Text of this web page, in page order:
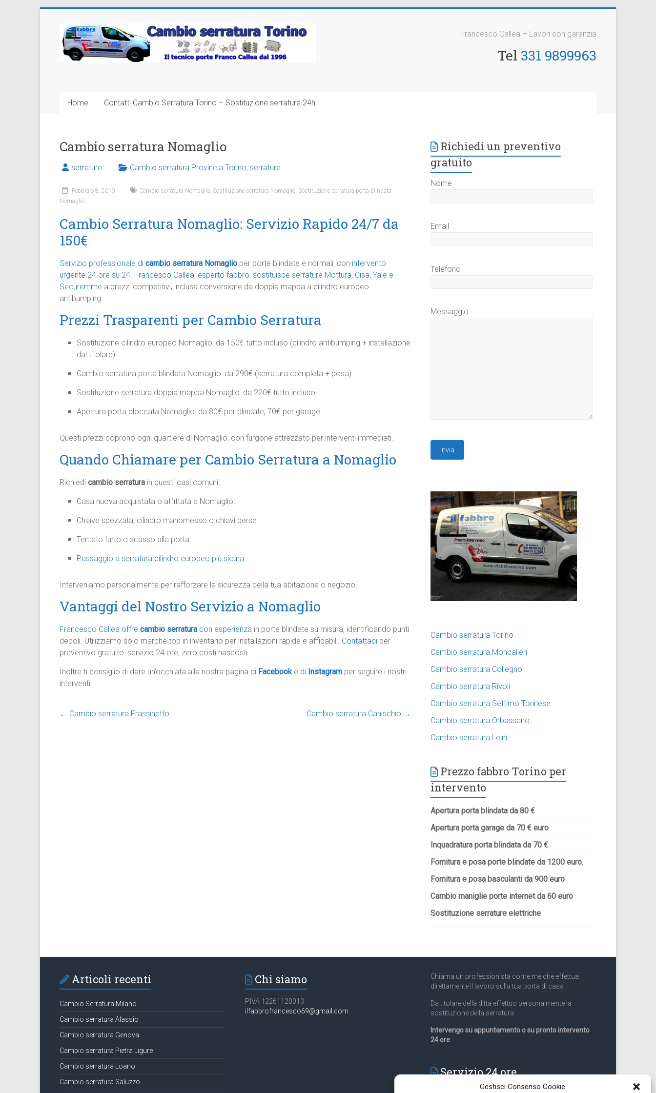
Gestisci Consenso Cookie
contenutoCambio
Serratura
Francesco Callea – Lavori con garanzia
Tel 331 9899963
Home Contatti Cambio Serratura Torino – Sostituzione serrature 24h
Cambio serratura Nomaglio
serrature Cambio serratura Provincia Torino, serrature
Febbraio 8, 2019 Cambio serratura Nomaglio, Sostituzione serratura Nomaglio, Sostituzione serratura porta blindata
Nomaglio
Cambio Serratura Nomaglio: Servizio Rapido 24/7 da
150€
Servizio professionale di cambio serratura Nomaglio per porte blindate e normali, con intervento
urgente 24 ore su 24. Francesco Callea, esperto fabbro, sostituisce serrature Mottura, Cisa, Yale e
Securemme a prezzi competitivi, inclusa conversione da doppia mappa a cilindro europeo
antibumping.​
Prezzi Trasparenti per Cambio Serratura
Sostituzione cilindro europeo Nomaglio: da 150€ tutto incluso (cilindro antibumping + installazione
dal titolare).​
Cambio serratura porta blindata Nomaglio: da 290€ (serratura completa + posa).​
Sostituzione serratura doppia mappa Nomaglio: da 220€ tutto incluso.​
Apertura porta bloccata Nomaglio: da 80€ per blindate, 70€ per garage.​
Questi prezzi coprono ogni quartiere di Nomaglio, con furgone attrezzato per interventi immediati.​
Quando Chiamare per Cambio Serratura a Nomaglio
Richiedi cambio serratura in questi casi comuni:
Casa nuova acquistata o affittata a Nomaglio.​
Chiave spezzata, cilindro manomesso o chiavi perse.​
Tentato furto o scasso alla porta.​
Passaggio a serratura cilindro europeo più sicura.​
Interveniamo personalmente per rafforzare la sicurezza della tua abitazione o negozio.​
Vantaggi del Nostro Servizio a Nomaglio
Francesco Callea offre cambio serratura con esperienza in porte blindate su misura, identificando punti
deboli. Utilizziamo solo marche top in inventario per installazioni rapide e affidabili. Contattaci per
preventivo gratuito: servizio 24 ore, zero costi nascosti.
Inoltre ti consiglio di dare un’occhiata alla nostra pagina di Facebook e di Instagram per seguire i nostri
interventi.
← Cambio serratura Frassinetto Cambio serratura Canischio →
Richiedi un preventivo
gratuito
Nome
Email
Telefono
Messaggio
Cambio serratura Torino
Cambio serratura Moncalieri
Cambio serratura Collegno
Cambio serratura Rivoli
Cambio serratura Settimo Torinese
Cambio serratura Orbassano
Cambio serratura Leinì
Prezzo fabbro Torino per
intervento
Apertura porta blindata da 80 €
Apertura porta garage da 70 € euro
Inquadratura porta blindata da 70 €
Fornitura e posa porte blindate da 1200 euro.
Fornitura e posa basculanti da 900 euro
Cambio maniglie porte internet da 60 euro
Sostituzione serrature elettriche
Articoli recenti
Cambio Serratura Milano
Cambio serratura Alassio
Cambio serratura Genova
Cambio serratura Pietra Ligure
Cambio serratura Loano
Cambio serratura Saluzzo
Chi siamo
P.IVA 12261120013
ilfabbrofrancesco69@gmail.com
Chiama un professionista come me che effettua
direttamente il lavoro sulla tua porta di casa .
Da titolare della ditta effettuo personalmente la
sostituzione della serratura .
Intervengo su appuntamento o su pronto intervento
24 ore
Servizio 24 ore